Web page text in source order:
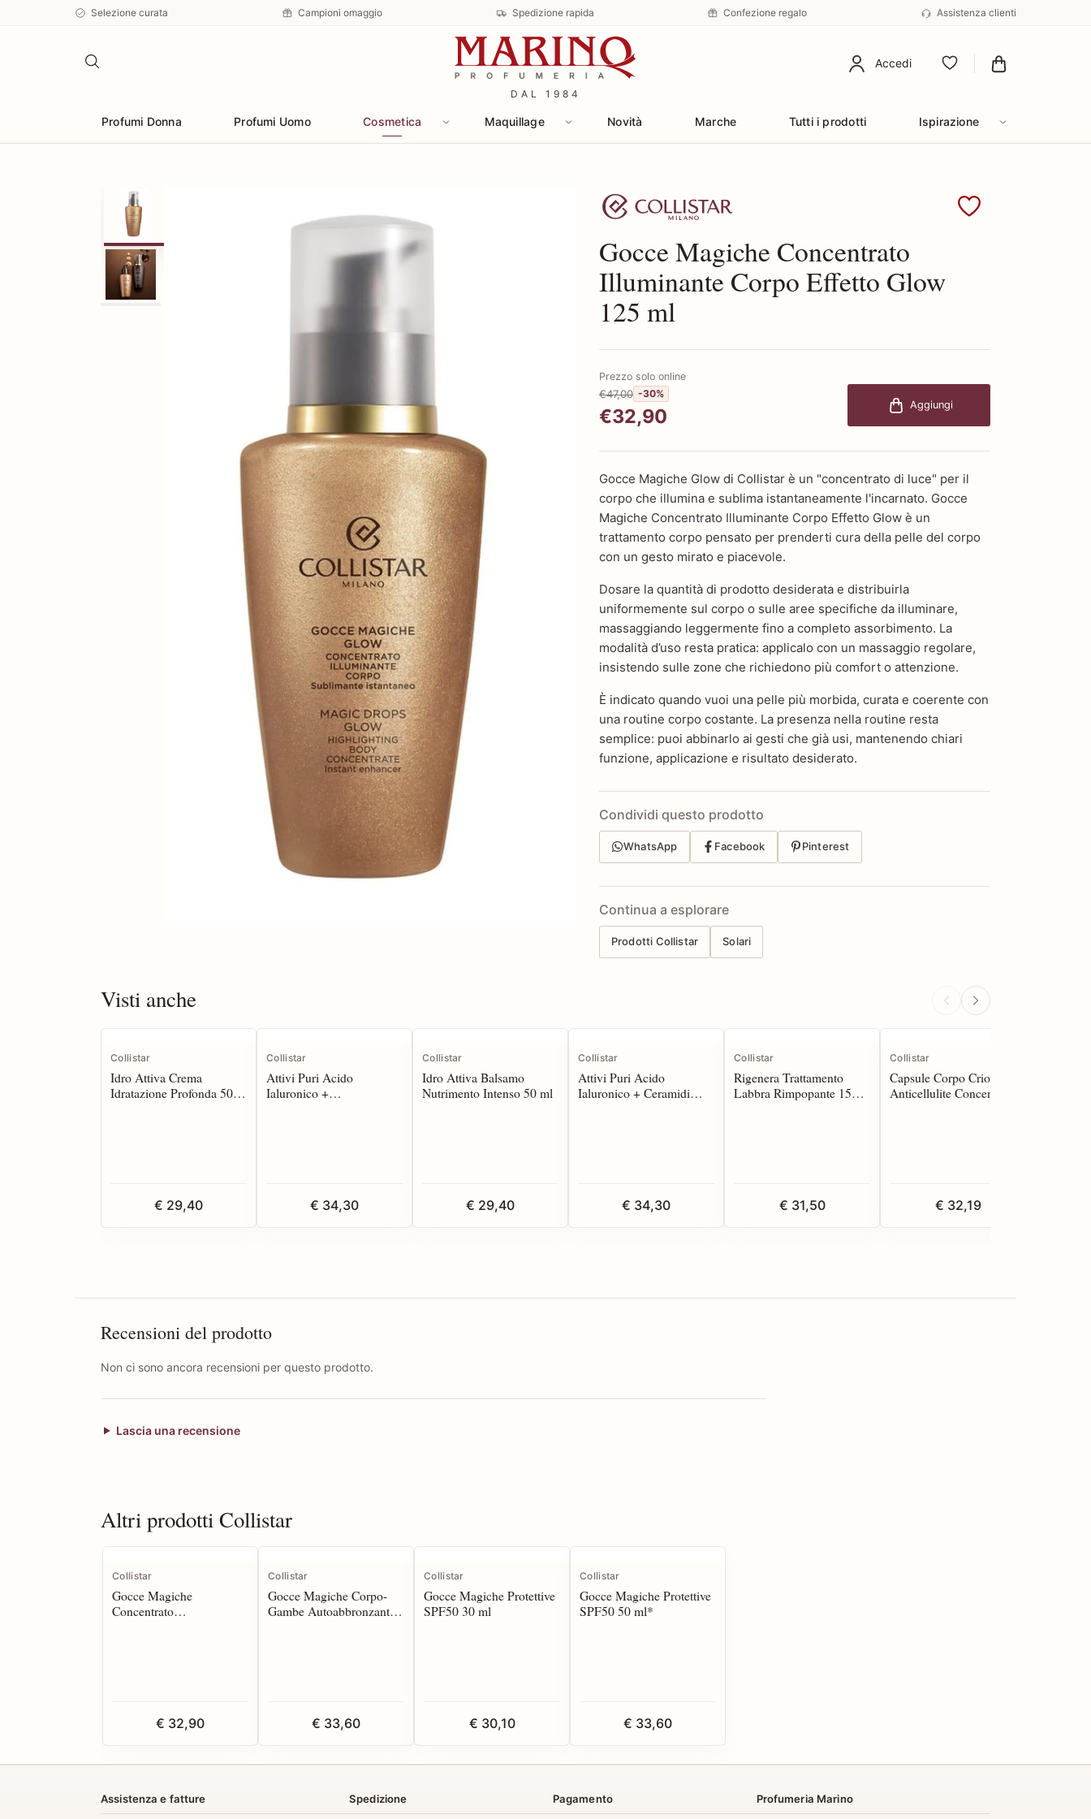
Selezione curata Campioni omaggio Spedizione rapida Confezione regalo Assistenza clienti
DAL 1984
Accedi
Preferiti
Profumi Donna Profumi Uomo Cosmetica Maquillage Novità Marche Tutti i prodotti Ispirazione
Scopri i prodotti Collistar
Gocce Magiche Concentrato
Illuminante Corpo Effetto Glow
125 ml
Prezzo solo online
€47,00 -30%
€32,90 Aggiungi
Gocce Magiche Glow di Collistar è un "concentrato di luce" per il
corpo che illumina e sublima istantaneamente l'incarnato. Gocce
Magiche Concentrato Illuminante Corpo Effetto Glow è un
trattamento corpo pensato per prenderti cura della pelle del corpo
con un gesto mirato e piacevole.
Dosare la quantità di prodotto desiderata e distribuirla
uniformemente sul corpo o sulle aree specifiche da illuminare,
massaggiando leggermente fino a completo assorbimento. La
modalità d’uso resta pratica: applicalo con un massaggio regolare,
insistendo sulle zone che richiedono più comfort o attenzione.
È indicato quando vuoi una pelle più morbida, curata e coerente con
una routine corpo costante. La presenza nella routine resta
semplice: puoi abbinarlo ai gesti che già usi, mantenendo chiari
funzione, applicazione e risultato desiderato.
Condividi questo prodotto
WhatsApp Facebook Pinterest
Continua a esplorare
Prodotti Collistar Solari
Visti anche
Collistar
Idro Attiva Crema
Idratazione Profonda 50
€ 29,40
Collistar
Attivi Puri Acido
Ialuronico +
€ 34,30
Collistar
Idro Attiva Balsamo
Nutrimento Intenso 50 ml
€ 29,40
Collistar
Attivi Puri Acido
Ialuronico + Ceramidi
€ 34,30
Collistar
Rigenera Trattamento
Labbra Rimpopante 15
€ 31,50
Collistar
Capsule Corpo Crio
Anticellulite Concentrato
€ 32,19
Recensioni del prodotto
Non ci sono ancora recensioni per questo prodotto.
Lascia una recensione
Altri prodotti Collistar
Collistar
Gocce Magiche
Concentrato
€ 32,90
Collistar
Gocce Magiche Corpo-
Gambe Autoabbronzante
€ 33,60
Collistar
Gocce Magiche Protettive
SPF50 30 ml
€ 30,10
Collistar
Gocce Magiche Protettive
SPF50 50 ml*
€ 33,60
Assistenza e fatture Spedizione Pagamento Profumeria Marino